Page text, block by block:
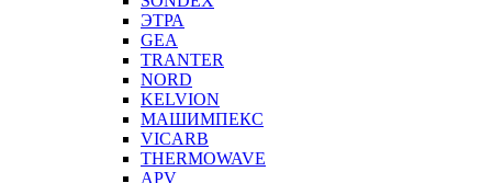
ЭТРА
GEA
TRANTER
NORD
KELVION
МАШИМПЕКС
VICARB
THERMOWAVE
APV